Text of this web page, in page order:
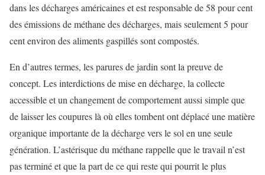
dans les décharges américaines et est responsable de 58 pour cent
des émissions de méthane des décharges, mais seulement 5 pour
cent environ des aliments gaspillés sont compostés.
En d’autres termes, les parures de jardin sont la preuve de
concept. Les interdictions de mise en décharge, la collecte
accessible et un changement de comportement aussi simple que
de laisser les coupures là où elles tombent ont déplacé une matière
organique importante de la décharge vers le sol en une seule
génération. L’astérisque du méthane rappelle que le travail n’est
pas terminé et que la part de ce qui reste qui pourrit le plus